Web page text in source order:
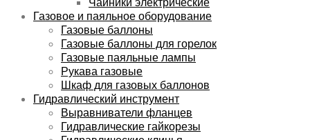
Газовое и паяльное оборудование
Газовые баллоны
Газовые баллоны для горелок
Газовые паяльные лампы
Рукава газовые
Шкаф для газовых баллонов
Гидравлический инструмент
Выравниватели фланцев
Гидравлические гайкорезы